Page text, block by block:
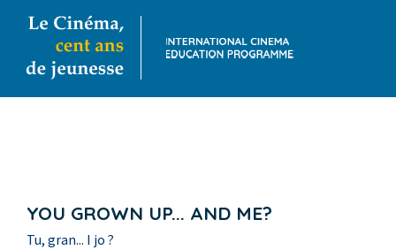
YOU GROWN UP... AND ME?
Tu, gran... I jo ?